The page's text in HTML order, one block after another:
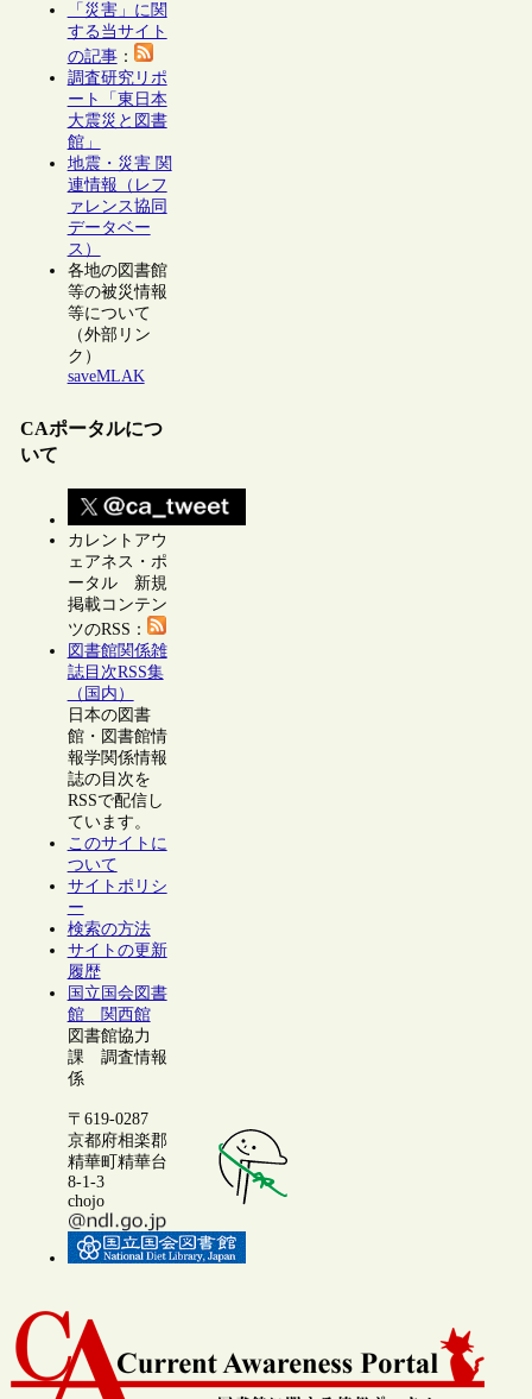
「災害」に関
する当サイト
の記事：
調査研究リポ
ート「東日本
大震災と図書
館」
地震・災害 関
連情報（レフ
ァレンス協同
データベー
ス）
各地の図書館
等の被災情報
等について
（外部リン
ク）
saveMLAK
CAポータルにつ
いて
カレントアウ
ェアネス・ポ
ータル 新規
掲載コンテン
ツのRSS：
図書館関係雑
誌目次RSS集
（国内）
日本の図書
館・図書館情
報学関係情報
誌の目次を
RSSで配信し
ています。
このサイトに
ついて
サイトポリシ
ー
検索の方法
サイトの更新
履歴
国立国会図書
館 関西館
図書館協力
課 調査情報
係
〒619-0287
京都府相楽郡
精華町精華台
8-1-3
chojo